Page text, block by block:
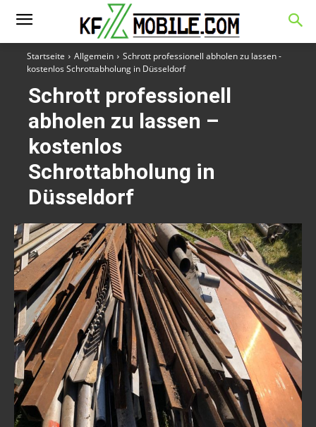
Startseite Allgemein
Schrott professionell abholen zu lassen -
kostenlos Schrottabholung in Düsseldorf
Schrott professionell
abholen zu lassen –
kostenlos
Schrottabholung in
Düsseldorf